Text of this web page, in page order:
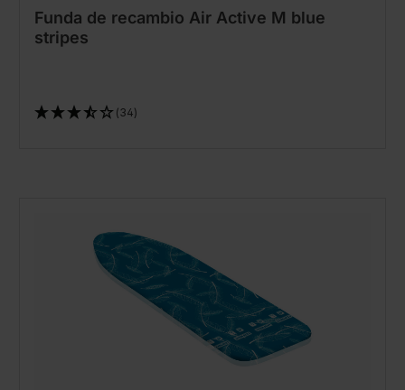
Funda de recambio Air Active M blue
stripes
(34)